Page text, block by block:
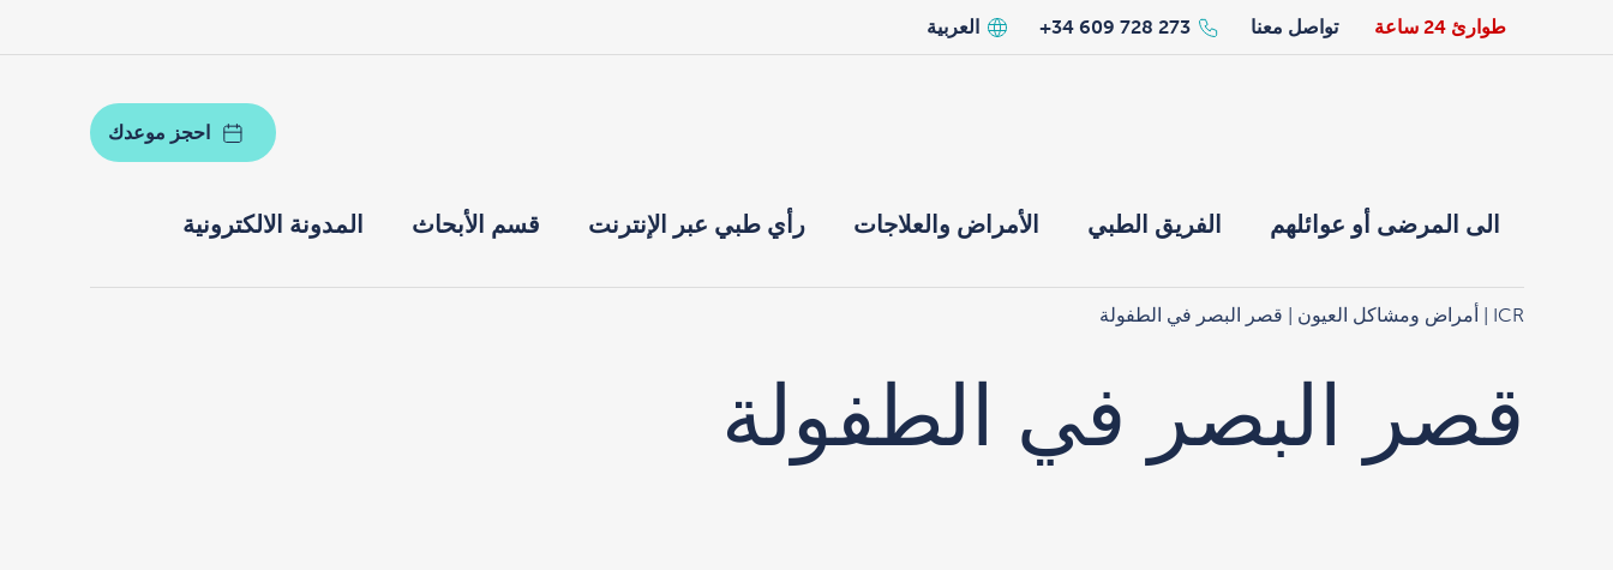
طوارئ 24 ساعة تواصل معنا 273 728 609 34+ العربية
احجز موعدك
الى المرضى أو عوائلهم الفريق الطبي الأمراض والعلاجات رأي طبي عبر الإنترنت قسم الأبحاث المدونة الالكترونية
ICR أمراض ومشاكل العيون | قصر البصر في الطفولة
قصر البصر في الطفولة